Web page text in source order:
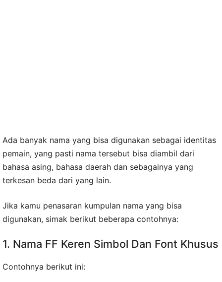
Ada banyak nama yang bisa digunakan sebagai identitas
pemain, yang pasti nama tersebut bisa diambil dari
bahasa asing, bahasa daerah dan sebagainya yang
terkesan beda dari yang lain.
Jika kamu penasaran kumpulan nama yang bisa
digunakan, simak berikut beberapa contohnya:
1. Nama FF Keren Simbol Dan Font Khusus
Contohnya berikut ini: